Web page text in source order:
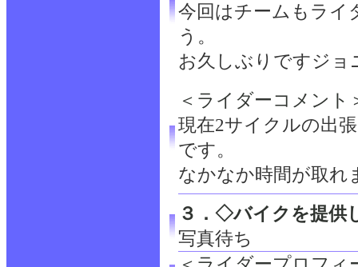
今回はチームもライ
う。
お久しぶりですジョ
＜ライダーコメント
現在2サイクルの出
です。
なかなか時間が取れ
３．◇バイクを提
写真待ち